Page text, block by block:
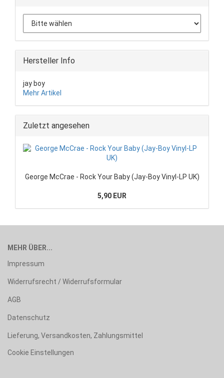
Hersteller Info
jay boy
Mehr Artikel
Zuletzt angesehen
George McCrae - Rock Your Baby (Jay-Boy Vinyl-LP UK)
5,90 EUR
MEHR ÜBER...
Impressum
Widerrufsrecht / Widerrufsformular
AGB
Datenschutz
Lieferung, Versandkosten, Zahlungsmittel
Cookie Einstellungen